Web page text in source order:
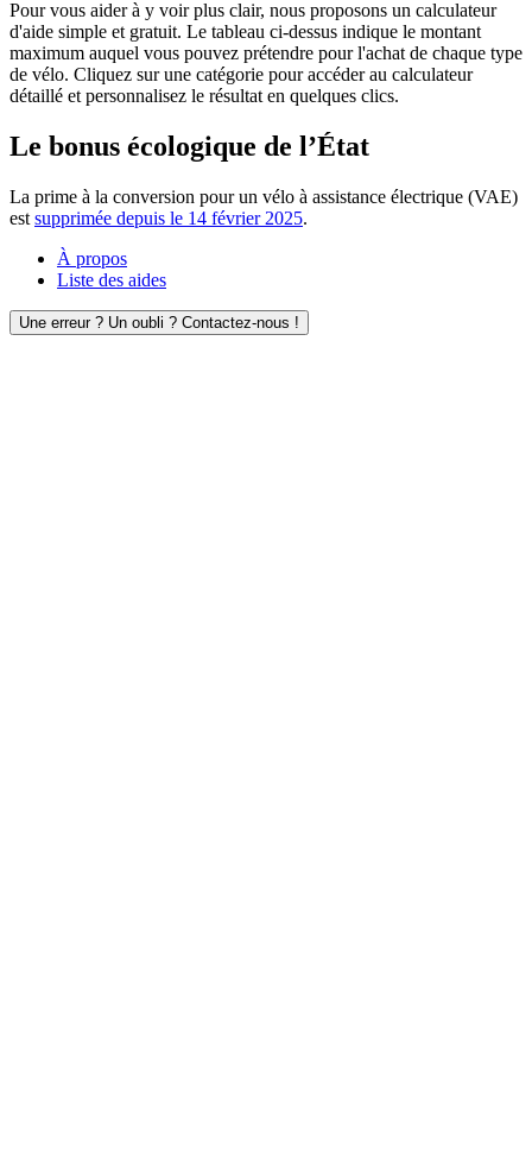
Pour vous aider à y voir plus clair, nous proposons un calculateur
d'aide simple et gratuit. Le tableau ci-dessus indique le montant
maximum auquel vous pouvez prétendre pour l'achat de chaque type
de vélo. Cliquez sur une catégorie pour accéder au calculateur
détaillé et personnalisez le résultat en quelques clics.
Le bonus écologique de l’État
La prime à la conversion pour un vélo à assistance électrique (VAE)
est supprimée depuis le 14 février 2025.
À propos
Liste des aides
Une erreur ? Un oubli ? Contactez-nous !